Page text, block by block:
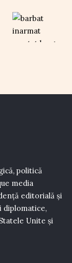
politică
media
editorială și
diplomatice,
Unite și